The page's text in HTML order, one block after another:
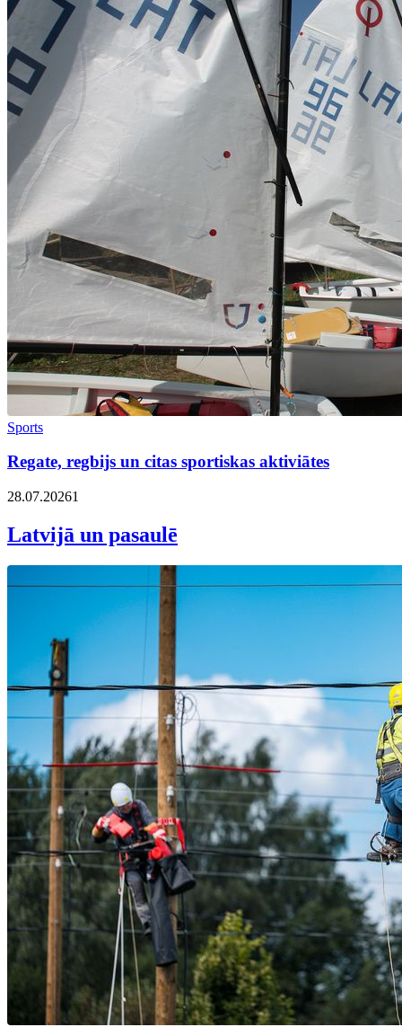
Sports
Regate, regbijs un citas sportiskas aktiviātes
28.07.20261
Latvijā un pasaulē